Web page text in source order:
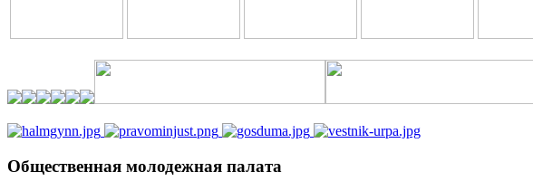
Общественная молодежная палата